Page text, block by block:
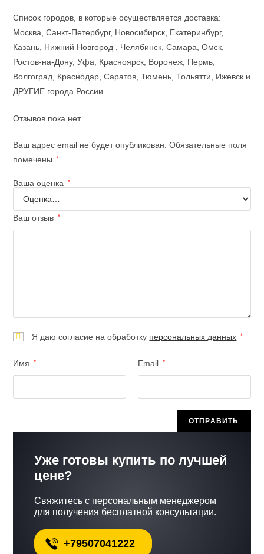
Список городов, в которые осуществляется доставка:
Москва, Санкт-Петербург, Новосибирск, Екатеринбург,
Казань, Нижний Новгород , Челябинск, Самара, Омск,
Ростов-на-Дону, Уфа, Красноярск, Воронеж, Пермь,
Волгоград, Краснодар, Саратов, Тюмень, Тольятти, Ижевск и
ДРУГИЕ города России.
Отзывов пока нет.
Ваш адрес email не будет опубликован. Обязательные поля
помечены
*
Ваша оценка *
Ваш отзыв *
Я даю согласие на обработку персональных данных *
Имя * Email *
Уже готовы купить по лучшей
цене?
Свяжитесь с персональным менеджером
для получения бесплатной консультации.
+79507041222